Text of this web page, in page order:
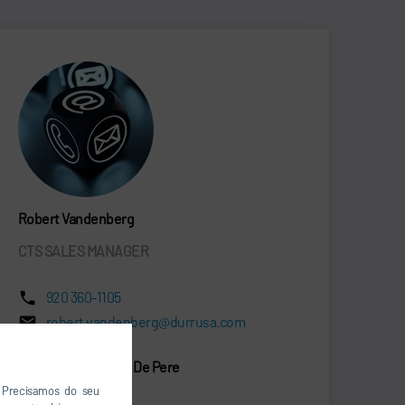
do seu
Robert Vandenberg
CTS SALES MANAGER
920 360-1105
robert.vandenberg@durrusa.com
Dürr Systems LLC - De Pere
830 Prosper Street